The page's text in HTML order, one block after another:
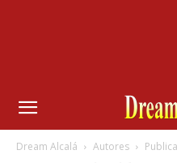
Dream Alcalá Autores